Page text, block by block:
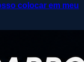
colocar em meu